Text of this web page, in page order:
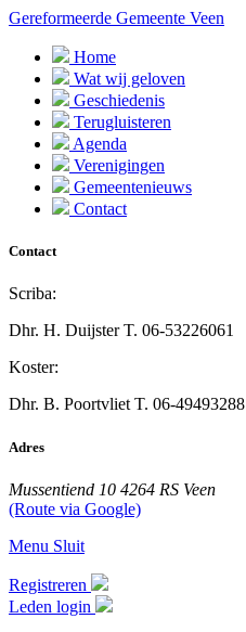
Gereformeerde Gemeente Veen
Home
Wat wij geloven
Geschiedenis
Terugluisteren
Agenda
Verenigingen
Gemeentenieuws
Contact
Contact
Scriba:
Dhr. H. DuijsterT. 06-53226061
Koster:
Dhr. B. Poortvliet T. 06-49493288
Adres
Mussentiend 10 4264 RS Veen
(Route via Google)
Menu Sluit
Registreren
Leden login